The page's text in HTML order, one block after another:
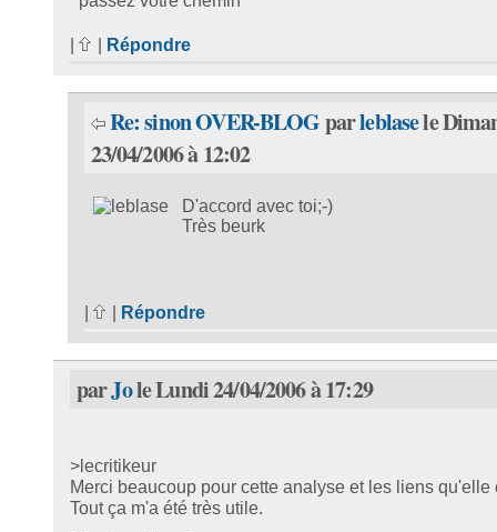
Répondre
Re: sinon OVER-BLOGparleblasele
23/04/2006 à 12:02
D'accord avec toi;-)
Très beurk
Répondre
parJole Lundi 24/04/2006 à 17:29
>lecritikeur
Merci beaucoup pour cette analyse et les liens qu'elle
Tout ça m'a été très utile.